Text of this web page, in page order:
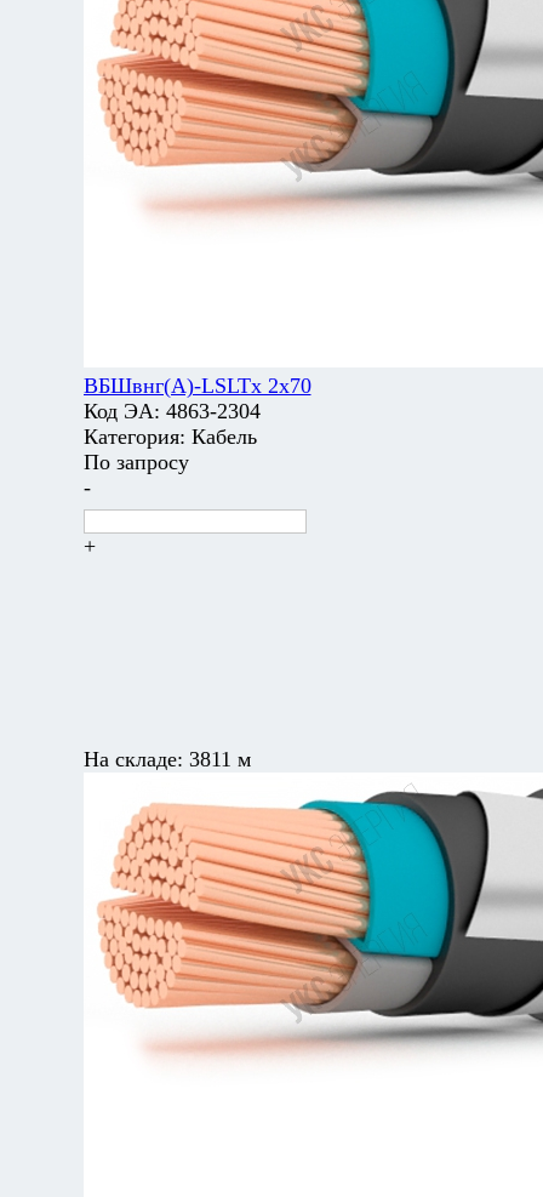
ВБШвнг(А)-LSLTx 2х70
Код ЭА: 4863-2304
Категория: Кабель
По запросу
-
+
На складе: 3811 м